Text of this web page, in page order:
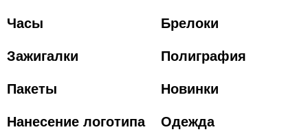
Часы
Брелоки
Зажигалки
Полиграфия
Пакеты
Новинки
Нанесение логотипа
Одежда